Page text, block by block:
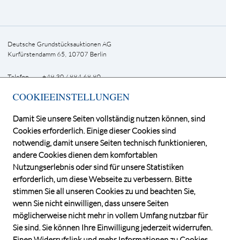
Deutsche Grundstücksauktionen AG
Kurfürstendamm 65, 10707 Berlin
Telefon +49 30 / 884 68 80
©2026 Deutsche Grundstücksauktionen AG
CONSENT MANAGER
COOKIEEINSTELLUNGEN
Damit Sie unsere Seiten vollständig nutzen können, sind
Cookies erforderlich. Einige dieser Cookies sind
notwendig, damit unsere Seiten technisch funktionieren,
andere Cookies dienen dem komfortablen
Nutzungserlebnis oder sind für unsere Statistiken
erforderlich, um diese Webseite zu verbessern. Bitte
stimmen Sie all unseren Cookies zu und beachten Sie,
wenn Sie nicht einwilligen, dass unsere Seiten
möglicherweise nicht mehr in vollem Umfang nutzbar für
Sie sind. Sie können Ihre Einwilligung jederzeit widerrufen.